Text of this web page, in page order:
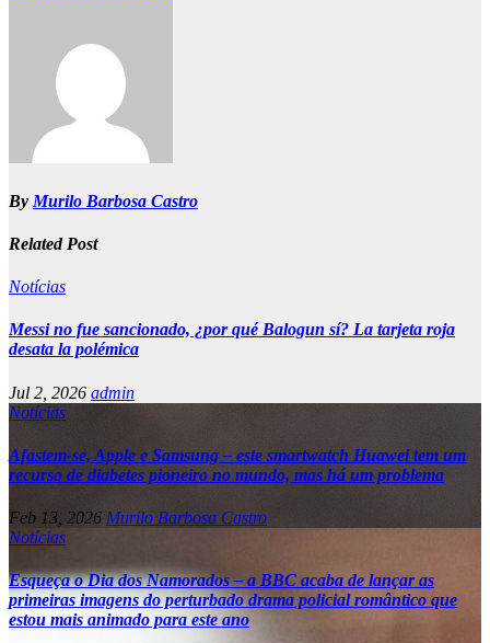
By Murilo Barbosa Castro
Related Post
Notícias
Messi no fue sancionado, ¿por qué Balogun sí? La tarjeta roja
desata la polémica
Jul 2, 2026 admin
Notícias
Afastem-se, Apple e Samsung – este smartwatch Huawei tem um
recurso de diabetes pioneiro no mundo, mas há um problema
Feb 13, 2026 Murilo Barbosa Castro
Notícias
Esqueça o Dia dos Namorados – a BBC acaba de lançar as
primeiras imagens do perturbado drama policial romântico que
estou mais animado para este ano